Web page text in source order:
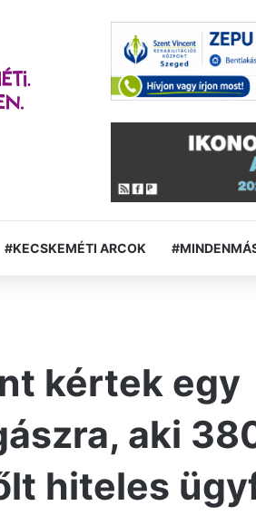
#KECSKEMÉTI ARCOK
kértek egy
aki
hiteles